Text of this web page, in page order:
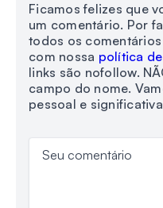
Ficamos felizes que
um comentário. Por
todos os
com nossa política
links são nofollow.
campo do nome.
pessoal e
Seu comentário